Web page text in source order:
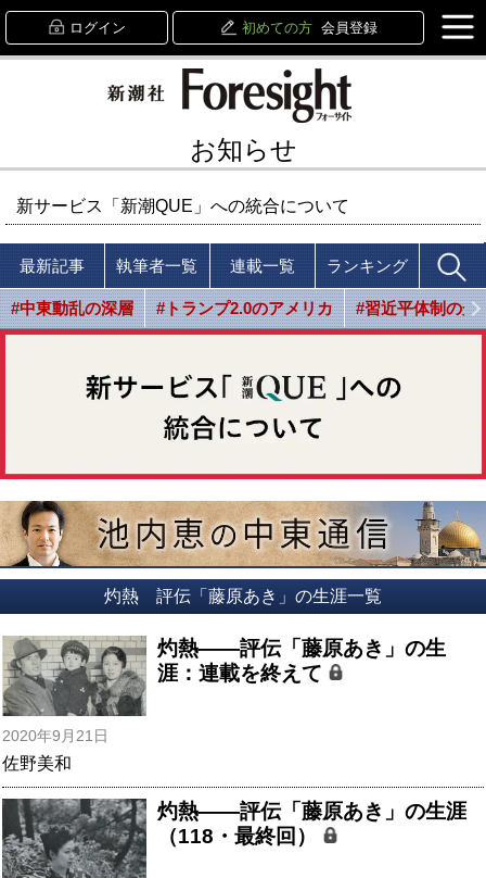
ログイン 初めての方 会員登録
お知らせ
新サービス「新潮QUE」への統合について
最新記事 執筆者一覧 連載一覧 ランキング
#中東動乱の深層 #トランプ2.0のアメリカ #習近平体制の光
灼熱 評伝「藤原あき」の生涯一覧
灼熱――評伝「藤原あき」の生
涯：連載を終えて
2020年9月21日
佐野美和
灼熱――評伝「藤原あき」の生涯
（118・最終回）